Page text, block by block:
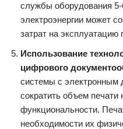
службы оборудования
электроэнергии может
затрат на эксплуатацию
Использование
цифрового
системы с электронным
сократить объем печати
функциональности.
необходимости их